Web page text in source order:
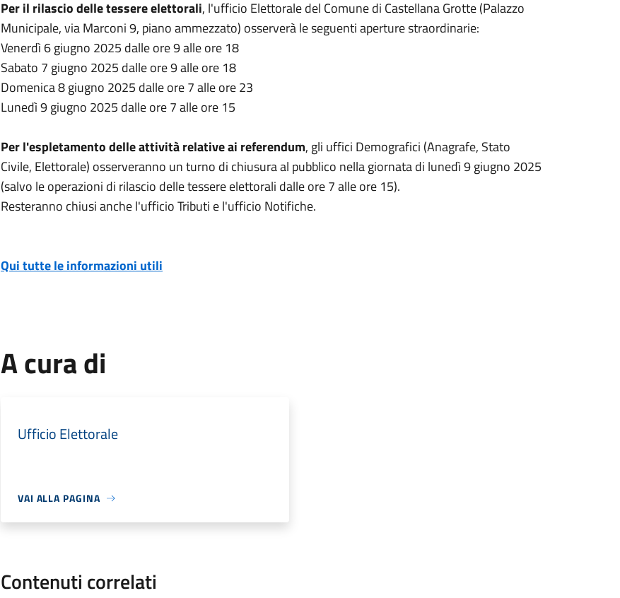
Per il rilascio delle tessere elettorali, l'ufficio Elettorale del Comune di Castellana Grotte (Palazzo
Municipale, via Marconi 9, piano ammezzato) osserverà le seguenti aperture straordinarie:
Venerdì 6 giugno 2025 dalle ore 9 alle ore 18
Sabato 7 giugno 2025 dalle ore 9 alle ore 18
Domenica 8 giugno 2025 dalle ore 7 alle ore 23
Lunedì 9 giugno 2025 dalle ore 7 alle ore 15
Per l'espletamento delle attività relative ai referendum, gli uffici Demografici (Anagrafe, Stato
Civile, Elettorale) osserveranno un turno di chiusura al pubblico nella giornata di lunedì 9 giugno 2025
(salvo le operazioni di rilascio delle tessere elettorali dalle ore 7 alle ore 15).
Resteranno chiusi anche l'ufficio Tributi e l'ufficio Notifiche.
Qui tutte le informazioni utili
A cura di
Ufficio Elettorale
VAI ALLA PAGINA
Contenuti correlati